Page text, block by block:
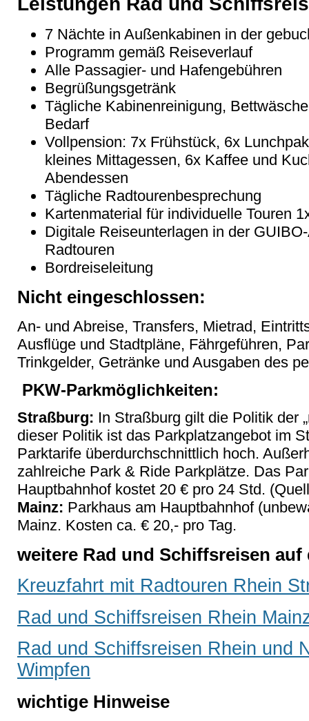
7 Nächte in Außenkabinen in der
Programm gemäß Reiseverlauf
Alle Passagier- und Hafengebühren
Begrüßungsgetränk
Tägliche Kabinenreinigung,
Bedarf
Vollpension: 7x Frühstück, 6x
kleines Mittagessen, 6x Kaffee und
Abendessen
Tägliche Radtourenbesprechung
Kartenmaterial für individuelle Touren
Digitale Reiseunterlagen in der
Radtouren
Bordreiseleitung
Nicht eingeschlossen:
An- und Abreise, Transfers, Mietrad,
Ausflüge und Stadtpläne, Fährgeführen,
Trinkgelder, Getränke und Ausgaben des
PKW-Parkmöglichkeiten:
Straßburg: In Straßburg gilt die Politik der
dieser Politik ist das Parkplatzangebot im
Parktarife überdurchschnittlich hoch.
zahlreiche Park & Ride Parkplätze. Das
Hauptbahnhof kostet 20 € pro 24 Std.
Mainz: Parkhaus am Hauptbahnhof
Mainz. Kosten ca. € 20,- pro Tag.
weitere Rad und Schiffsreisen auf
Kreuzfahrt mit Radtouren Rhein
Rad und Schiffsreisen Rhein
Rad und Schiffsreisen Rhein und
Wimpfen
wichtige Hinweise